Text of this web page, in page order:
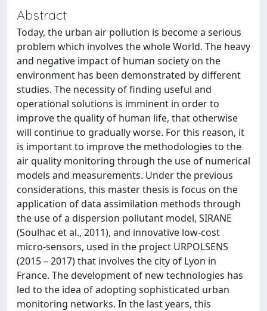
Abstract
Today, the urban air pollution is become a serious
problem which involves the whole World. The heavy
and negative impact of human society on the
environment has been demonstrated by different
studies. The necessity of finding useful and
operational solutions is imminent in order to
improve the quality of human life, that otherwise
will continue to gradually worse. For this reason, it
is important to improve the methodologies to the
air quality monitoring through the use of numerical
models and measurements. Under the previous
considerations, this master thesis is focus on the
application of data assimilation methods through
the use of a dispersion pollutant model, SIRANE
(Soulhac et al., 2011), and innovative low-cost
micro-sensors, used in the project URPOLSENS
(2015 – 2017) that involves the city of Lyon in
France. The development of new technologies has
led to the idea of adopting sophisticated urban
monitoring networks. In the last years, this